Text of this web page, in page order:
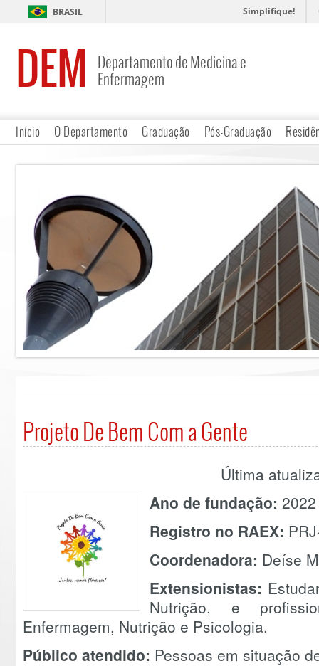
BRASIL Simplifique!
DEM
Departamento de Medicina e
Enfermagem
Início O Departamento Graduação Pós-Graduação
Projeto De Bem Com a Gente
Última
Ano de fundação: 2022
Registro no RAEX:
Coordenadora: Deíse
Extensionistas:
Nutrição, e
Enfermagem, Nutrição e Psicologia.
Público atendido: Pessoas em situação